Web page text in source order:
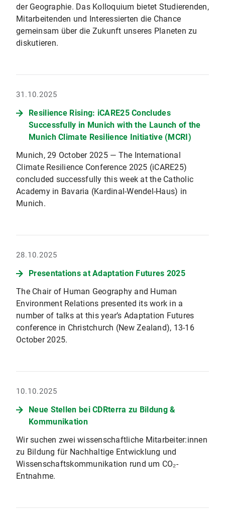
der Geographie. Das Kolloquium bietet Studierenden,
Mitarbeitenden und Interessierten die Chance
gemeinsam über die Zukunft unseres Planeten zu
diskutieren.
31.10.2025
Resilience Rising: iCARE25 Concludes
Successfully in Munich with the Launch of the
Munich Climate Resilience Initiative (MCRI)
Munich, 29 October 2025 — The International
Climate Resilience Conference 2025 (iCARE25)
concluded successfully this week at the Catholic
Academy in Bavaria (Kardinal-Wendel-Haus) in
Munich.
28.10.2025
Presentations at Adaptation Futures 2025
The Chair of Human Geography and Human
Environment Relations presented its work in a
number of talks at this year’s Adaptation Futures
conference in Christchurch (New Zealand), 13-16
October 2025.
10.10.2025
Neue Stellen bei CDRterra zu Bildung &
Kommunikation
Wir suchen zwei wissenschaftliche Mitarbeiter:innen
zu Bildung für Nachhaltige Entwicklung und
Wissenschaftskommunikation rund um CO₂-
Entnahme.